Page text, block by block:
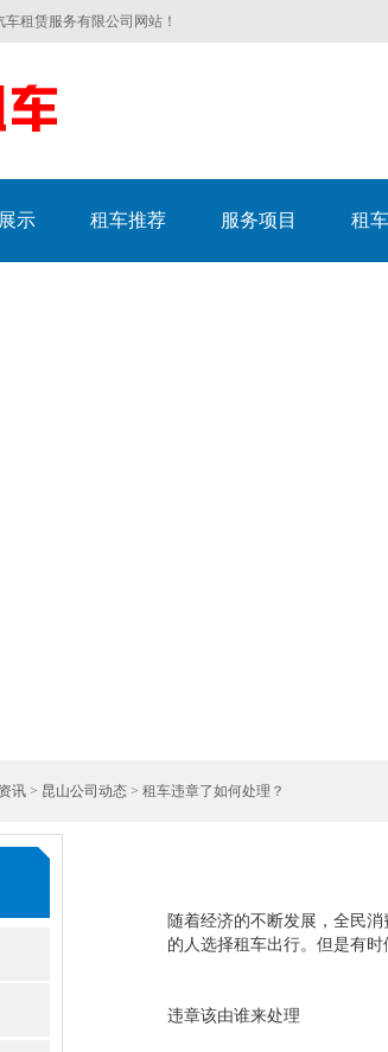
租赁服务有限公司网站！
示 租车推荐 服务项目 租
讯 > 昆山公司动态 > 租车违章了如何处理？
随着经济的不断发展，全民
的人选择租车出行。但是有
违章该由谁来处理